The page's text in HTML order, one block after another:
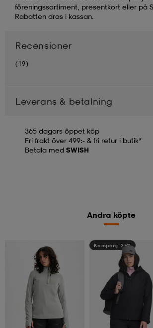
föreningssortiment, presentkort eller på
Rabatten dras i kassan.
Recensioner
(19)
Leverans & betalning
365 dagars öppet köp
Fri frakt över 499:- & fri retur i butik*
Betala med SWISH
Andra köpte
Kampanj -25% Kampanj -25%